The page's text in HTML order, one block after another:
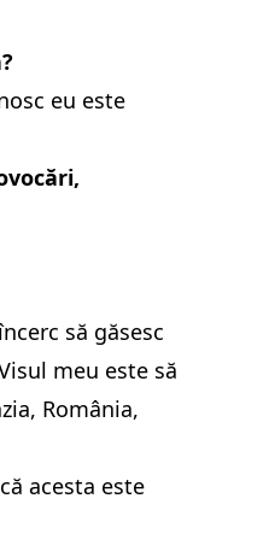
eu este
să găsesc
meu este să
România,
acesta este